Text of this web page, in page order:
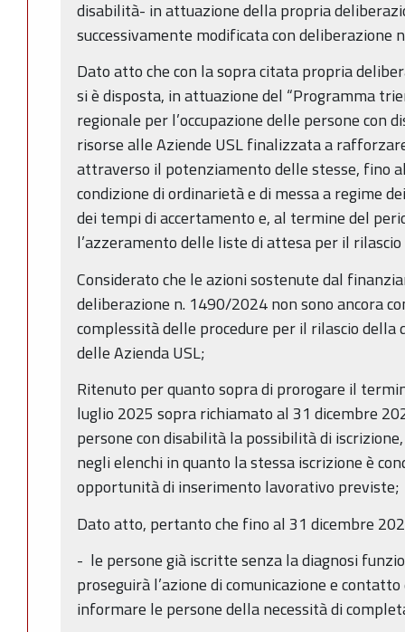
disabilità- in attuazione della propria
successivamente modificata con
Dato atto che con la sopra citata propria
si è disposta, in attuazione del “Programma
regionale per l’occupazione delle persone con
risorse alle Aziende USL finalizzata a
attraverso il potenziamento delle stesse, fino
condizione di ordinarietà e di messa a regime
dei tempi di accertamento e, al termine del
l’azzeramento delle liste di attesa per il
Considerato che le azioni sostenute dal
deliberazione n. 1490/2024 non sono ancora
complessità delle procedure per il rilascio
delle Azienda USL;
Ritenuto per quanto sopra di prorogare il
luglio 2025 sopra richiamato al 31 dicembre
persone con disabilità la possibilità di
negli elenchi in quanto la stessa iscrizione è
opportunità di inserimento lavorativo previste;
Dato atto, pertanto che fino al 31 dicembre
- le persone già iscritte senza la diagnosi
proseguirà l’azione di comunicazione e
informare le persone della necessità di